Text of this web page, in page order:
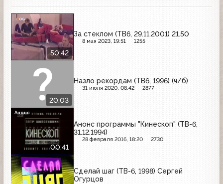
50:42
За стеклом (ТВ6, 29.11.2001) 21.50
8 мая 2023, 19:51 1255
20:03
Назло рекордам (ТВ6, 1996) (ч/б)
31 июля 2020, 08:42 2877
00:41
Анонс программы "Кинескоп" (ТВ-6,
31.12.1994)
28 февраля 2016, 18:20 2730
Анонс
Сделай шаг (ТВ-6, 1998) Сергей
Огурцов